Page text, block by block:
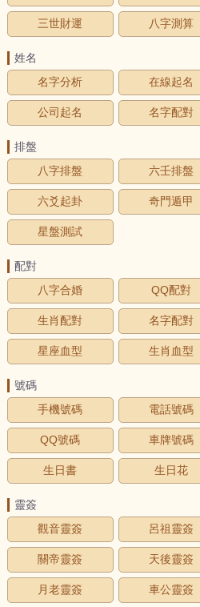
三世財運 八字測算
姓名
名字分析
在線起名
公司起名 名字配對
排盤
八字排盤
六壬排盤
六爻起卦 奇門遁甲
星盤測試
配對
八字合婚
QQ配對
生肖配對 名字配對
星座血型 生肖血型
號碼
手機號碼
電話號碼
QQ號碼 車牌號碼
生日書 生日花
靈簽
觀音靈簽
呂祖靈簽
關帝靈簽 天後靈簽
月老靈簽 車公靈簽